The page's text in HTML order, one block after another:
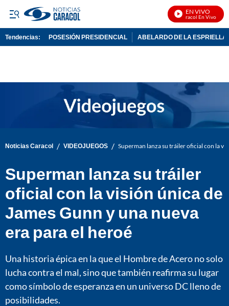
EN VIVO
Noticias Caracol En Vivo
Tendencias: POSESIÓN PRESIDENCIAL ABELARDO DE LA ESPRIELLA
Noticias Caracol / VIDEOJUEGOS / Superman lanza su tráiler oficial con la
Superman lanza su tráiler
oficial con la visión única de
James Gunn y una nueva
era para el heroé
Una historia épica en la que el Hombre de Acero no solo
lucha contra el mal, sino que también reafirma su lugar
como símbolo de esperanza en un universo DC lleno de
posibilidades.